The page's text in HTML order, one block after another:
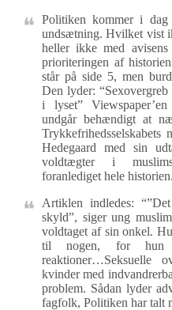
Politiken kommer i dag
undsætning. Hvilket vist
heller ikke med
prioriteringen af
står på side 5, men
Den lyder:
i lyset” Viewspaper’en
undgår behændigt at
Hedegaard med sin
voldtægter i
foranlediget hele historien.
Artiklen indledes:
skyld”, siger ung
voldtaget af sin onkel.
til nogen, for hun
reaktioner…Seksuelle
kvinder med
problem. Sådan lyder
fagfolk, Politiken har talt